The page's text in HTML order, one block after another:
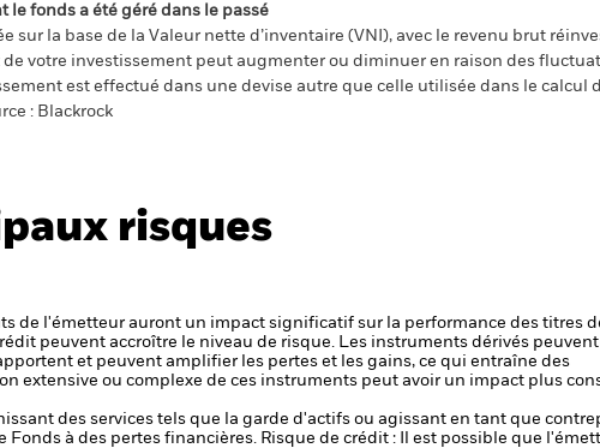
le fonds a été géré dans le passé
sur la base de la Valeur nette d’inventaire (VNI), avec le revenu brut
de votre investissement peut augmenter ou diminuer en raison des
est effectué dans une devise autre que celle utilisée dans le calcul
: Blackrock
risques
de l'émetteur auront un impact significatif sur la performance des titres
peuvent accroître le niveau de risque. Les instruments dérivés peuvent
et peuvent amplifier les pertes et les gains, ce qui entraîne des
extensive ou complexe de ces instruments peut avoir un impact plus
des services tels que la garde d'actifs ou agissant en tant que
Fonds à des pertes financières. Risque de crédit : Il est possible que